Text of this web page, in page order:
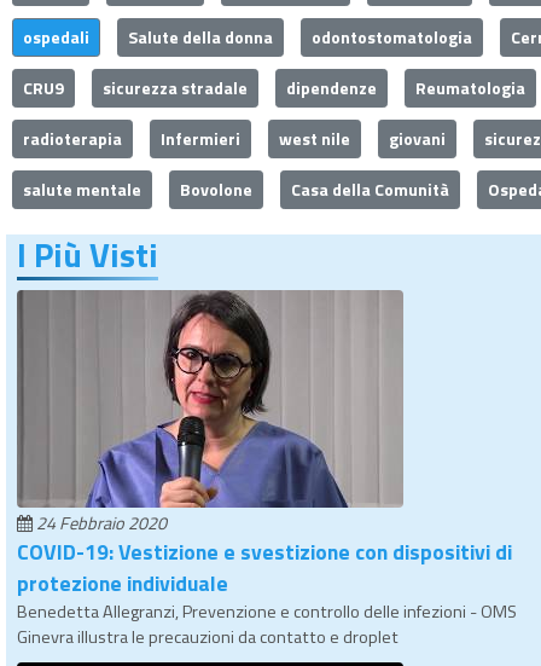
ospedali
Salute della donna odontostomatologia
CRU9
sicurezza stradale dipendenze
Reumatologia
radioterapia
Infermieri west nile giovani
salute mentale
Bovolone Casa della Comunità
I Più Visti
24 Febbraio 2020
COVID-19: Vestizione e svestizione con dispositivi di
protezione individuale
Benedetta Allegranzi, Prevenzione e controllo delle infezioni - OMS
Ginevra illustra le precauzioni da contatto e droplet